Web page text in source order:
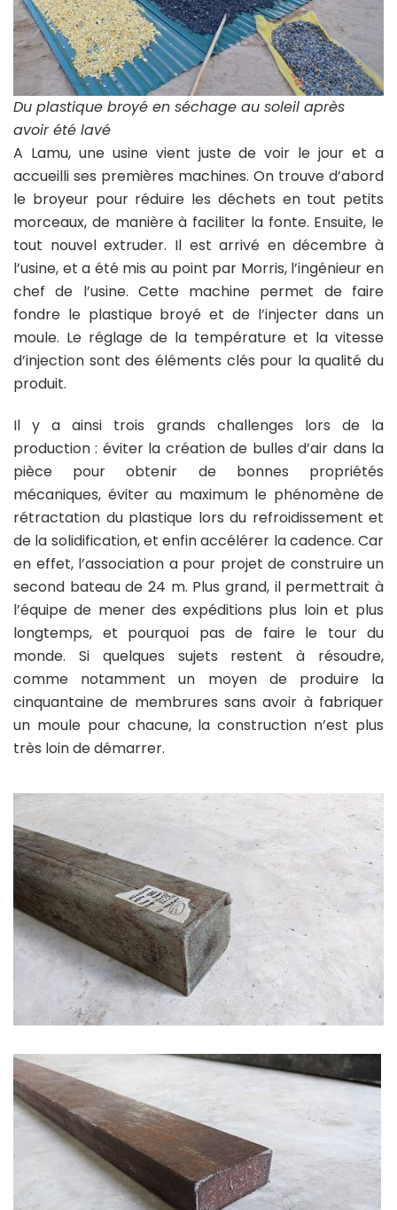
Du plastique broyé en séchage au soleil après
avoir été lavé
A Lamu, une usine vient juste de voir le jour et a
accueilli ses premières machines. On trouve d’abord
le broyeur pour réduire les déchets en tout petits
morceaux, de manière à faciliter la fonte. Ensuite, le
tout nouvel extruder. Il est arrivé en décembre à
l’usine, et a été mis au point par Morris, l’ingénieur en
chef de l’usine. Cette machine permet de faire
fondre le plastique broyé et de l’injecter dans un
moule. Le réglage de la température et la vitesse
d’injection sont des éléments clés pour la qualité du
produit.
Il y a ainsi trois grands challenges lors de la
production : éviter la création de bulles d’air dans la
pièce pour obtenir de bonnes propriétés
mécaniques, éviter au maximum le phénomène de
rétractation du plastique lors du refroidissement et
de la solidification, et enfin accélérer la cadence. Car
en effet, l’association a pour projet de construire un
second bateau de 24 m. Plus grand, il permettrait à
l’équipe de mener des expéditions plus loin et plus
longtemps, et pourquoi pas de faire le tour du
monde. Si quelques sujets restent à résoudre,
comme notamment un moyen de produire la
cinquantaine de membrures sans avoir à fabriquer
un moule pour chacune, la construction n’est plus
très loin de démarrer.